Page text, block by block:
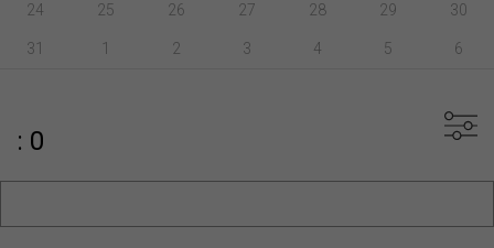
24 25 26 27 28 29 30
31 1 2 3 4 5 6
: 0